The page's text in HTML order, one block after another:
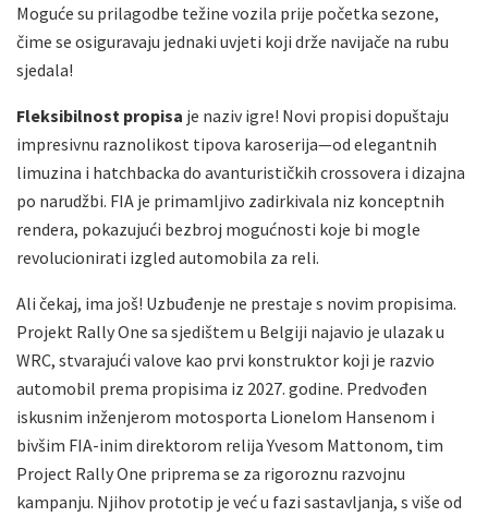
Moguće su prilagodbe težine vozila prije početka sezone,
čime se osiguravaju jednaki uvjeti koji drže navijače na rubu
sjedala!
Fleksibilnost propisa je naziv igre! Novi propisi dopuštaju
impresivnu raznolikost tipova karoserija—od elegantnih
limuzina i hatchbacka do avanturističkih crossovera i dizajna
po narudžbi. FIA je primamljivo zadirkivala niz konceptnih
rendera, pokazujući bezbroj mogućnosti koje bi mogle
revolucionirati izgled automobila za reli.
Ali čekaj, ima još! Uzbuđenje ne prestaje s novim propisima.
Projekt Rally One sa sjedištem u Belgiji najavio je ulazak u
WRC, stvarajući valove kao prvi konstruktor koji je razvio
automobil prema propisima iz 2027. godine. Predvođen
iskusnim inženjerom motosporta Lionelom Hansenom i
bivšim FIA-inim direktorom relija Yvesom Mattonom, tim
Project Rally One priprema se za rigoroznu razvojnu
kampanju. Njihov prototip je već u fazi sastavljanja, s više od